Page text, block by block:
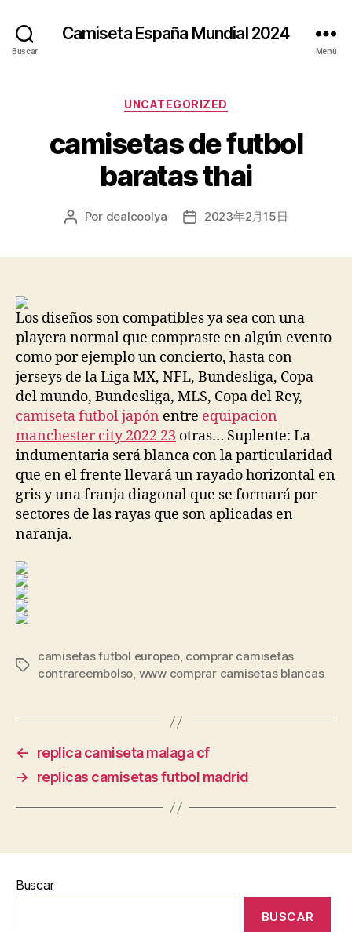
Buscar
Camiseta España Mundial 2024
Menú
Categorías
UNCATEGORIZED
camisetas de futbol
baratas thai
Autor
Por dealcoolya
Fecha2023年2月15日
Los diseños son compatibles ya sea con una
playera normal que compraste en algún evento
como por ejemplo un concierto, hasta con
jerseys de la Liga MX, NFL, Bundesliga, Copa
del mundo, Bundesliga, MLS, Copa del Rey,
camiseta futbol japón entre equipacion
manchester city 2022 23 otras… Suplente: La
indumentaria será blanca con la particularidad
que en el frente llevará un rayado horizontal en
gris y una franja diagonal que se formará por
sectores de las rayas que son aplicadas en
naranja.
Etiquetas
camisetas futbol europeo, comprar camisetas
contrareembolso, www comprar camisetas blancas
←
replica camiseta malaga cf
→
replicas camisetas futbol madrid
Buscar
BUSCAR